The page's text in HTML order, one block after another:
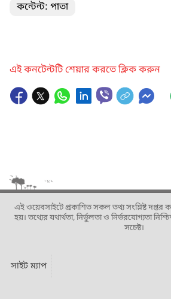
কন্টেন্ট: পাতা
এই কনটেন্টটি শেয়ার করতে ক্লিক করুন
এই ওয়েবসাইটে প্রকাশিত সকল তথ্য সংশ্লিষ্ট দপ্তর
হয়। তথ্যের যথার্থতা, নির্ভুলতা ও নির্ভরযোগ্যতা
সচেষ্ট।
সাইট ম্যাপ